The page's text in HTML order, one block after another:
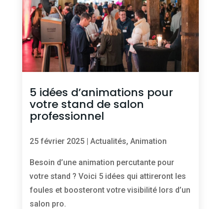
5 idées d’animations pour
votre stand de salon
professionnel
25 février 2025| Actualités, Animation
Besoin d’une animation percutante pour
votre stand ? Voici 5 idées qui attireront les
foules et boosteront votre visibilité lors d’un
salon pro.